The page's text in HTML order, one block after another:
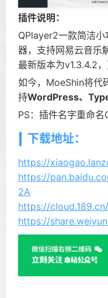
插件说明：
QPlayer2一款简洁
器，支持网易云音乐
最新版本为v1.3.4.2
如今，MoeShin将代
持WordPress、
PS：插件名字重命
下载地址：
https://
https://
2A
https://
https://